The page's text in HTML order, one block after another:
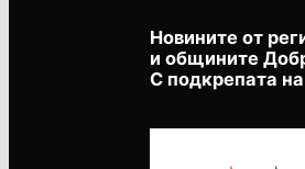
Новините от
и общините
С подкрепата